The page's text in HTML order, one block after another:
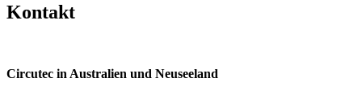
Kontakt
Circutec in Australien und Neuseeland